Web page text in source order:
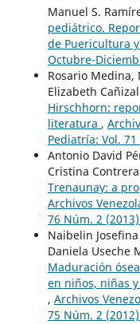
Manuel S.
pediátrico.
de Puericultura
Octubre-
Rosario Medina,
Elizabeth
Hirschhorn:
literatura ,
Pediatría: Vol.
Antonio David
Cristina
Trenaunay: a
Archivos
76 Núm. 2
Naibelin
Daniela Useche
Maduración
en niños, niñas
, Archivos
75 Núm. 2